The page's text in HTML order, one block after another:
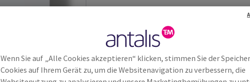
Wenn Sie auf „Alle Cookies akzeptieren“ klicken, stimmen Sie der
Cookies auf Ihrem Gerät zu, um die Websitenavigation zu verbessern, die